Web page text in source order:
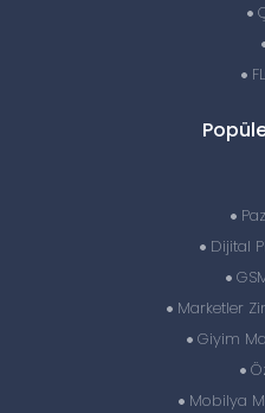
Dijital
Marketler
Giyim
Mobilya